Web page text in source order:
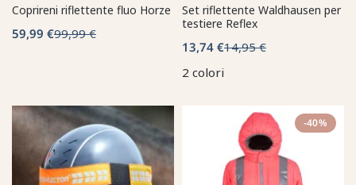
Coprireni riflettente fluo Horze
59,99 €99,99 €
Set riflettente Waldhausen per
testiere Reflex
13,74 €14,95 €
2 colori
-40%